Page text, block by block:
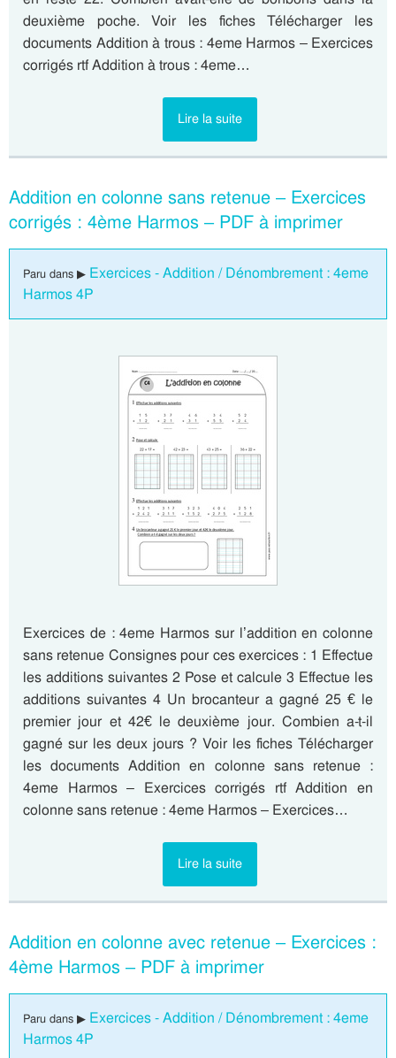
deuxième poche. Voir les fiches Télécharger les
documents Addition à trous : 4eme Harmos – Exercices
corrigés rtf Addition à trous : 4eme…
Lire la suite
Addition en colonne sans retenue – Exercices
corrigés : 4ème Harmos – PDF à imprimer
Paru dans ▶ Exercices - Addition / Dénombrement : 4eme
Harmos 4P
Exercices de : 4eme Harmos sur l’addition en colonne
sans retenue Consignes pour ces exercices : 1 Effectue
les additions suivantes 2 Pose et calcule 3 Effectue les
additions suivantes 4 Un brocanteur a gagné 25 € le
premier jour et 42€ le deuxième jour. Combien a-t-il
gagné sur les deux jours ? Voir les fiches Télécharger
les documents Addition en colonne sans retenue :
4eme Harmos – Exercices corrigés rtf Addition en
colonne sans retenue : 4eme Harmos – Exercices…
Lire la suite
Addition en colonne avec retenue – Exercices :
4ème Harmos – PDF à imprimer
Paru dans ▶ Exercices - Addition / Dénombrement : 4eme
Harmos 4P